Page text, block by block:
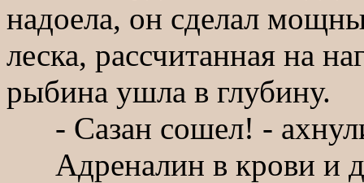
надоела, он сделал
леска, рассчитанная на
рыбина ушла в глубину.
- Сазан сошел! -
Адреналин в крови и